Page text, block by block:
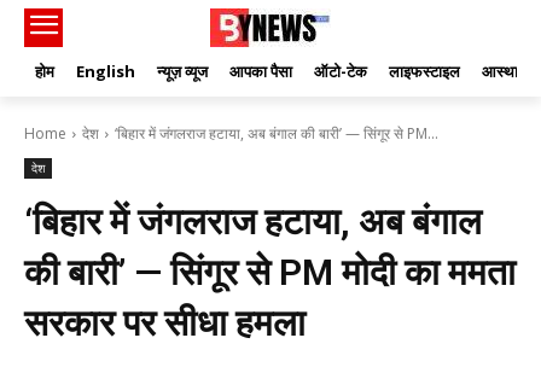
होम English न्यूज़ व्यूज आपका पैसा ऑटो-टेक लाइफस्टाइल आस्था
Home देश ‘बिहार में जंगलराज हटाया, अब बंगाल की बारी’ — सिंगूर से PM...
देश
‘बिहार में जंगलराज हटाया, अब बंगाल
की बारी’ — सिंगूर से PM मोदी का ममता
सरकार पर सीधा हमला